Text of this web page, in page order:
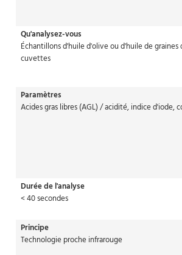
Qu'analysez-vous
Échantillons d'huile d'olive ou d'huile de graines
cuvettes
Paramètres
Acides gras libres (AGL) / acidité, indice d'iode,
Durée de l'analyse
< 40 secondes
Principe
Technologie proche infrarouge